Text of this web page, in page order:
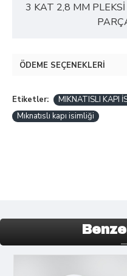
3 KAT 2,8 MM
ÖDEME SEÇENEKLERI
Etiketler: MIKNATISLI KAPI
Mıknatıslı kapı isimliği